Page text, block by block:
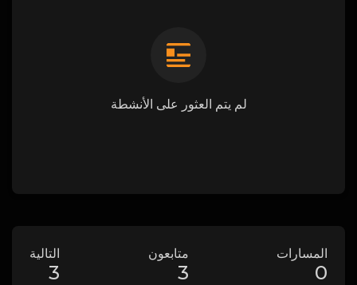
لم يتم العثور على الأنشطة
المسارات
0
متابعون
3
التالية
3